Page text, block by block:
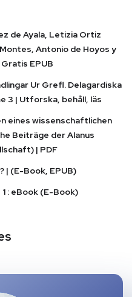
de Ayala, Letizia Ortiz
Antonio de Hoyos y
EPUB
Ur Grefl. Delagardiska
3 | Utforska, behåll, läs
eines wissenschaftlichen
Beiträge der Alanus
| PDF
| (E-Book, EPUB)
: eBook (E-Book)